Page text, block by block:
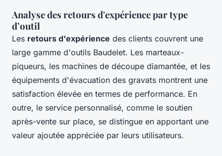
Analyse des retours d'expérience par type
d’outil
Les retours d'expérience des clients couvrent une
large gamme d'outils Baudelet. Les marteaux-
piqueurs, les machines de découpe diamantée, et les
équipements d'évacuation des gravats montrent une
satisfaction élevée en termes de performance. En
outre, le service personnalisé, comme le soutien
après-vente sur place, se distingue en apportant une
valeur ajoutée appréciée par leurs utilisateurs.